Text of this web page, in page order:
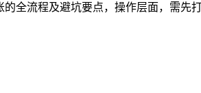
全流程及避坑要点，操作层面，需先